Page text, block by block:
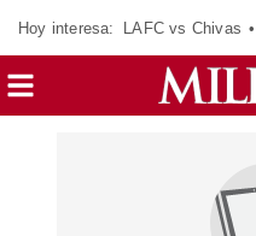
Hoy interesa: LAFC vs Chivas